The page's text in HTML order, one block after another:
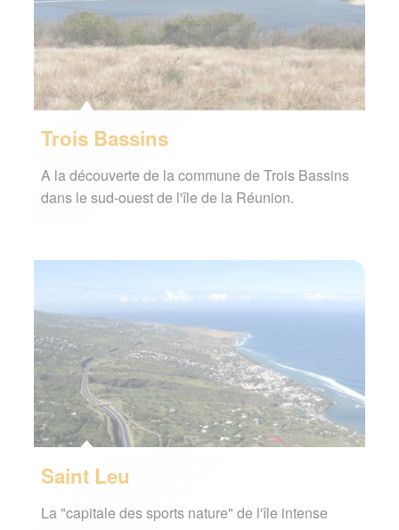
Trois Bassins
A la découverte de la commune de Trois Bassins
dans le sud-ouest de l'île de la Réunion.
Saint Leu
La "capitale des sports nature" de l'île intense